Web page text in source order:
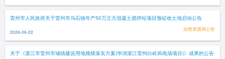
雷州市人民政府关于雷州市乌石镇年产50万立方混凝土搅拌站项目预征收土地启动公告
2026-06-22 自然资源局公告
关于《湛江市雷州市城镇建设用地规模落实方案(华润湛江雷州白岭风电场项目)》成果的公告